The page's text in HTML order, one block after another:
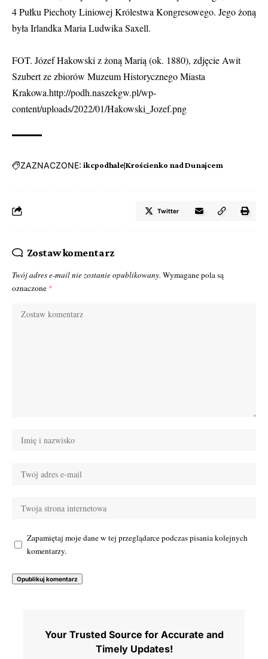
4 Pułku Piechoty Liniowej Królestwa Kongresowego. Jego żoną
była Irlandka Maria Ludwika Saxell.
FOT. Józef Hakowski z żoną Marią (ok. 1880), zdjęcie Awit
Szubert ze zbiorów Muzeum Historycznego Miasta
Krakowa.http://podh.naszekgw.pl/wp-
content/uploads/2022/01/Hakowski_Jozef.png
ZAZNACZONE: ikcpodhale|Krościenko nad Dunajcem
Twitter
Zostaw komentarz
Twój adres e-mail nie zostanie opublikowany. Wymagane pola są
oznaczone *
Zapamiętaj moje dane w tej przeglądarce podczas pisania kolejnych
komentarzy.
Your Trusted Source for Accurate and
Timely Updates!